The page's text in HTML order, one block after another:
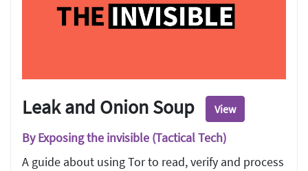
Leak and Onion Soup View
By Exposing the invisible (Tactical Tech)
A guide about using Tor to read, verify and process